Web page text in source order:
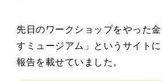
でんぱた
先日のワークショップをやった
すミュージアム」というサイト
報告を載せていました。